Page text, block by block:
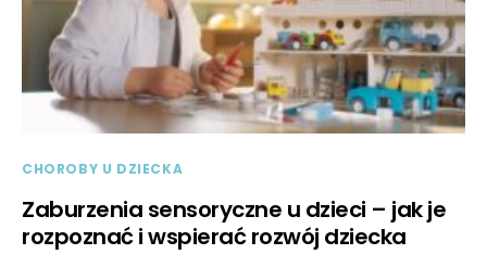
CHOROBY U DZIECKA
Zaburzenia sensoryczne u dzieci – jak je
rozpoznać i wspierać rozwój dziecka